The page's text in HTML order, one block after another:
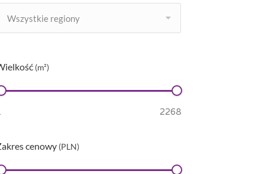
Wszystkie regiony
(m²)
cenowy (PLN)